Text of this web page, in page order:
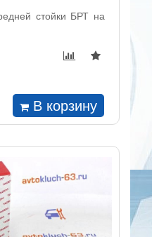
стойки БРТ на
В корзину